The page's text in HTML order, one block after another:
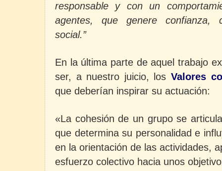
responsable y con un
agentes, que genere confianza,
social.”
En la última parte de aquel trabajo
ser, a nuestro juicio, losValores
que deberían inspirar su actuación:
«La cohesión de un grupo se
que determina su personalidad e
en la orientación de las actividades,
esfuerzo colectivo hacia unos